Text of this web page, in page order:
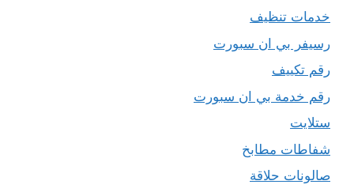
خدمات تنظيف
رسيفر بي ان سبورت
رقم تكييف
رقم خدمة بي ان سبورت
ستلايت
شفاطات مطابخ
صالونات حلاقة